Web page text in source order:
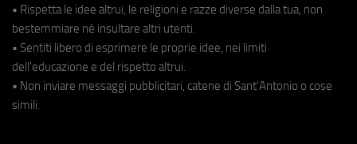
• Rispetta le idee altrui, le religioni e razze diverse dalla tua, non
bestemmiare né insultare altri utenti.
• Sentiti libero di esprimere le proprie idee, nei limiti
dell'educazione e del rispetto altrui.
• Non inviare messaggi pubblicitari, catene di Sant'Antonio o cose
simili.